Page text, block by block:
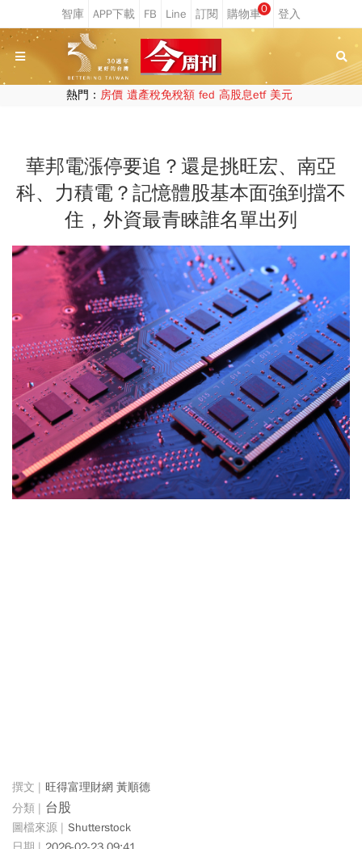
0
熱門： 房價 遺產稅免稅額 fed 高股息etf 美元
華邦電漲停要追？還是挑旺宏、南亞
科、力積電？記憶體股基本面強到擋不
住，外資最青睞誰名單出列
旺得富理財網 黃順德
台股
Shutterstock